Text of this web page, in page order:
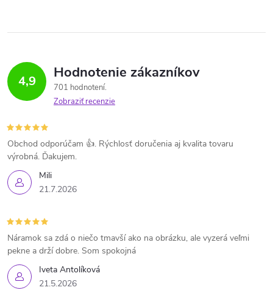
4,9 Hodnotenie zákazníkov
701 hodnotení
Zobraziť recenzie
Mili
21.7.2026
Obchod odporúčam 👍. Rýchlosť doručenia aj kvalita tovaru
výrobná. Ďakujem.
Iveta Antolíková
21.5.2026
Náramok sa zdá o niečo tmavší ako na obrázku, ale vyzerá veľmi
pekne a drží dobre. Som spokojná